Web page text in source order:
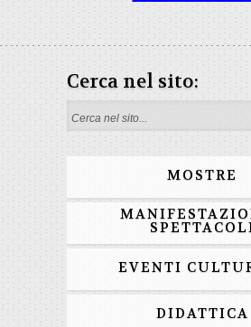
Cerca nel sito:
Form di ricerca
MOSTRE
EVENTI
DIDATTICA